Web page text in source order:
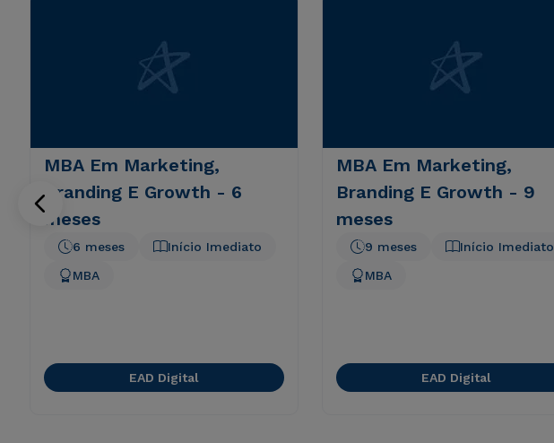
MBA Em Marketing,
Branding E Growth - 6
meses
Início Imediato
6 meses
MBA
EAD Digital
MBA Em Marketing,
Branding E Growth - 9
meses
Início Imediato
9 meses
MBA
EAD Digital